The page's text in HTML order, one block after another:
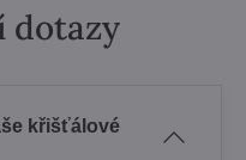
dotazy
křišťálové